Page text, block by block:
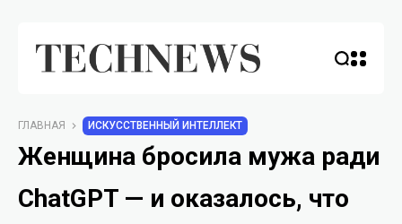
ГЛАВНАЯ ИСКУССТВЕННЫЙ ИНТЕЛЛЕКТ
Женщина бросила мужа ради
ChatGPT — и оказалось, что